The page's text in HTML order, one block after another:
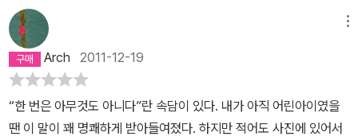
나 이중적인 상을 갖게 된다.사진은 찍히는 피사체를 보여주게 마련
이지만,다른 한편으론 '그 뒤에 있는 것'도 보여준다...'시간을 붙잡았
다'는 게 중요한 게 아니라,사진을 통해 매번 시간은 멈추지 않고, 지
속적으로 흐른다는 점이 새로이 증명된다는 데 있다.모든 사진은 우
리 자신의 유한함을 상기시키는 하나의 기억이다.모든 사진은 삶과
죽음의 문제를 다루고 있다.포착된 모든 영상은 고귀한 아우라를 지
Arch 2011-12-19
“한 번은 아무것도 아니다”란 속담이 있다. 내가 아직 어린아이였을
땐 이 말이 꽤 명쾌하게 받아들여졌다. 하지만 적어도 사진에 있어서